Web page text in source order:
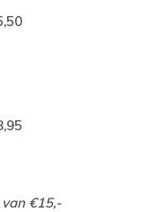
€15,-